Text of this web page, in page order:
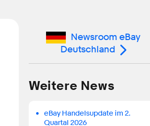
Newsroom eBay
Deutschland
Weitere News
eBay Handelsupdate im 2.
Quartal 2026